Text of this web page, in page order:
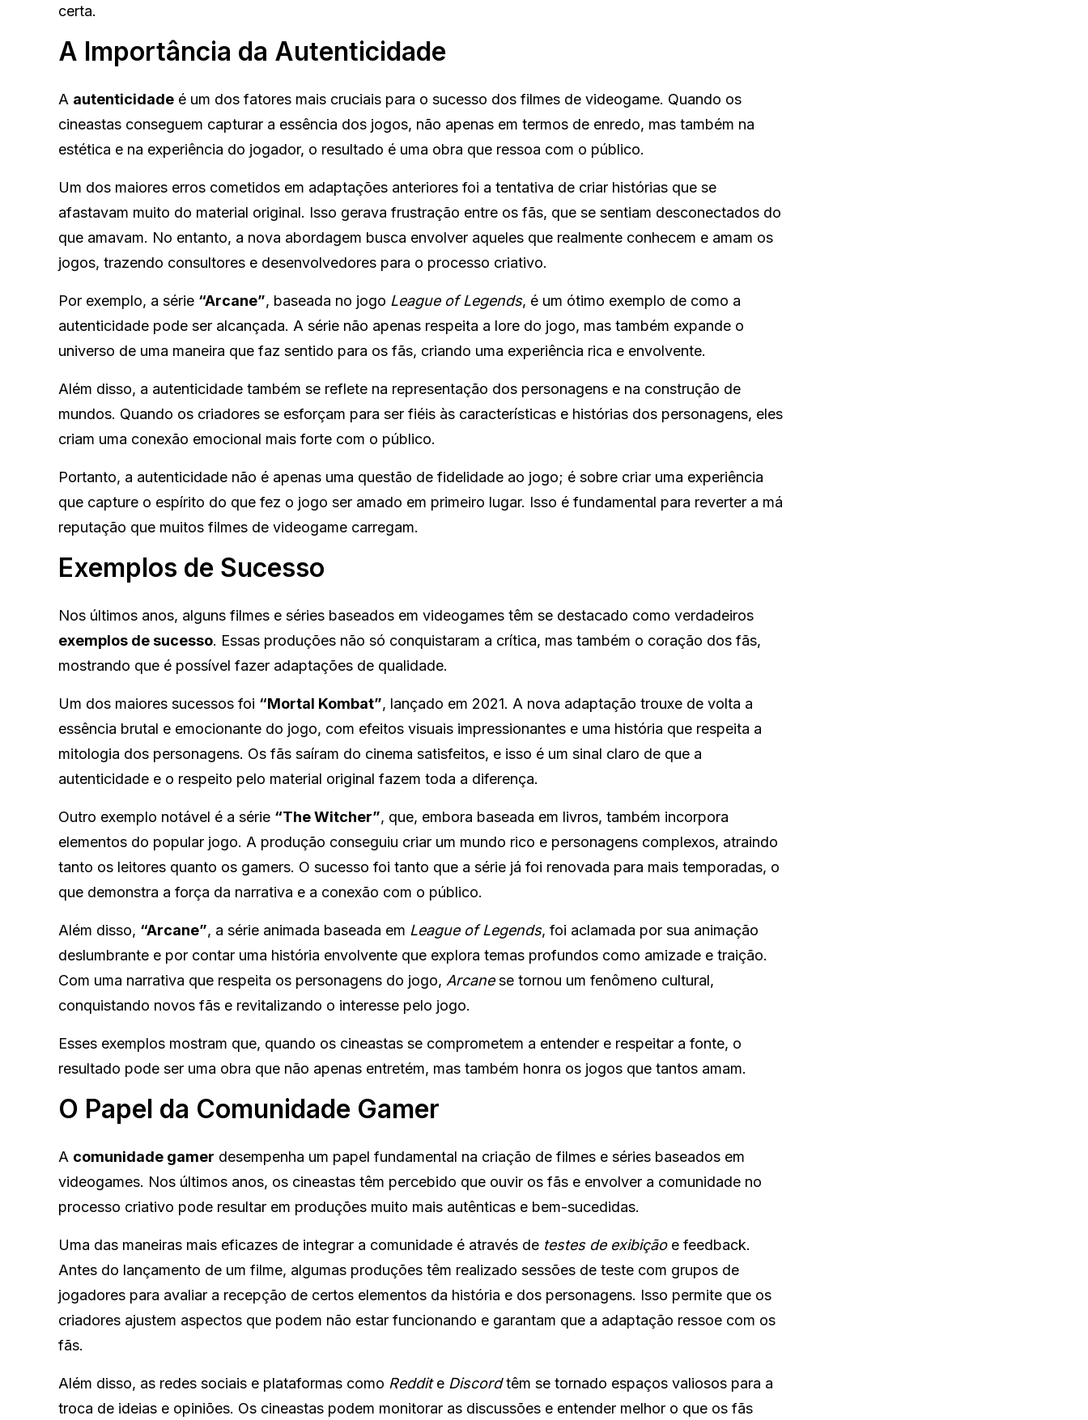
certa.
A Importância da Autenticidade
A autenticidade é um dos fatores mais cruciais para o sucesso dos filmes de videogame. Quando os
cineastas conseguem capturar a essência dos jogos, não apenas em termos de enredo, mas também na
estética e na experiência do jogador, o resultado é uma obra que ressoa com o público.
Um dos maiores erros cometidos em adaptações anteriores foi a tentativa de criar histórias que se
afastavam muito do material original. Isso gerava frustração entre os fãs, que se sentiam desconectados do
que amavam. No entanto, a nova abordagem busca envolver aqueles que realmente conhecem e amam os
jogos, trazendo consultores e desenvolvedores para o processo criativo.
Por exemplo, a série “Arcane”, baseada no jogo League of Legends, é um ótimo exemplo de como a
autenticidade pode ser alcançada. A série não apenas respeita a lore do jogo, mas também expande o
universo de uma maneira que faz sentido para os fãs, criando uma experiência rica e envolvente.
Além disso, a autenticidade também se reflete na representação dos personagens e na construção de
mundos. Quando os criadores se esforçam para ser fiéis às características e histórias dos personagens, eles
criam uma conexão emocional mais forte com o público.
Portanto, a autenticidade não é apenas uma questão de fidelidade ao jogo; é sobre criar uma experiência
que capture o espírito do que fez o jogo ser amado em primeiro lugar. Isso é fundamental para reverter a má
reputação que muitos filmes de videogame carregam.
Exemplos de Sucesso
Nos últimos anos, alguns filmes e séries baseados em videogames têm se destacado como verdadeiros
exemplos de sucesso. Essas produções não só conquistaram a crítica, mas também o coração dos fãs,
mostrando que é possível fazer adaptações de qualidade.
Um dos maiores sucessos foi “Mortal Kombat”, lançado em 2021. A nova adaptação trouxe de volta a
essência brutal e emocionante do jogo, com efeitos visuais impressionantes e uma história que respeita a
mitologia dos personagens. Os fãs saíram do cinema satisfeitos, e isso é um sinal claro de que a
autenticidade e o respeito pelo material original fazem toda a diferença.
Outro exemplo notável é a série “The Witcher”, que, embora baseada em livros, também incorpora
elementos do popular jogo. A produção conseguiu criar um mundo rico e personagens complexos, atraindo
tanto os leitores quanto os gamers. O sucesso foi tanto que a série já foi renovada para mais temporadas, o
que demonstra a força da narrativa e a conexão com o público.
Além disso, “Arcane”, a série animada baseada em League of Legends, foi aclamada por sua animação
deslumbrante e por contar uma história envolvente que explora temas profundos como amizade e traição.
Com uma narrativa que respeita os personagens do jogo, Arcanese tornou um fenômeno cultural,
conquistando novos fãs e revitalizando o interesse pelo jogo.
Esses exemplos mostram que, quando os cineastas se comprometem a entender e respeitar a fonte, o
resultado pode ser uma obra que não apenas entretém, mas também honra os jogos que tantos amam.
O Papel da Comunidade Gamer
A comunidade gamer desempenha um papel fundamental na criação de filmes e séries baseados em
videogames. Nos últimos anos, os cineastas têm percebido que ouvir os fãs e envolver a comunidade no
processo criativo pode resultar em produções muito mais autênticas e bem-sucedidas.
Uma das maneiras mais eficazes de integrar a comunidade é através de testes de exibiçãoe feedback.
Antes do lançamento de um filme, algumas produções têm realizado sessões de teste com grupos de
jogadores para avaliar a recepção de certos elementos da história e dos personagens. Isso permite que os
criadores ajustem aspectos que podem não estar funcionando e garantam que a adaptação ressoe com os
fãs.
Além disso, as redes sociais e plataformas como Reddite Discordtêm se tornado espaços valiosos para a
troca de ideias e opiniões. Os cineastas podem monitorar as discussões e entender melhor o que os fãs